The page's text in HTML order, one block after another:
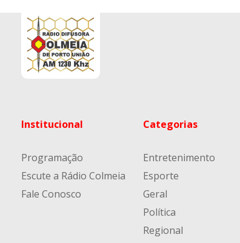
Institucional
Programação
Escute a Rádio Colmeia
Fale Conosco
Categorias
Entretenimento
Esporte
Geral
Política
Regional